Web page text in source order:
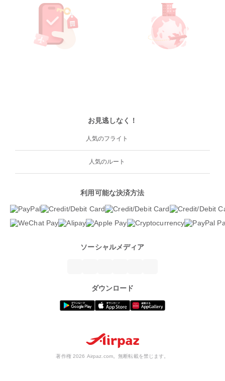
お見逃しなく！
人気のフライト
人気のルート
利用可能な決済方法
ソーシャルメディア
ダウンロード
著作権 2026 Airpaz.com。無断転載を禁じます。